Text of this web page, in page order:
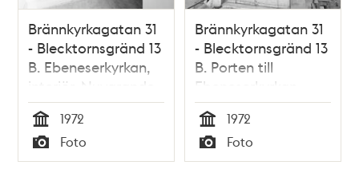
Brännkyrkagatan 31
- Blecktornsgränd 13
B. Ebeneserkyrkan,
interiör. Nuvarande
Söderhöjdskyrkan
Tid
1972
Typ
Foto
Brännkyrkagatan 31
- Blecktornsgränd 13
B. Porten till
Ebeneserkyrkan.
Nuvarande
Söderhöjdskyrkan
Tid
1972
Typ
Foto